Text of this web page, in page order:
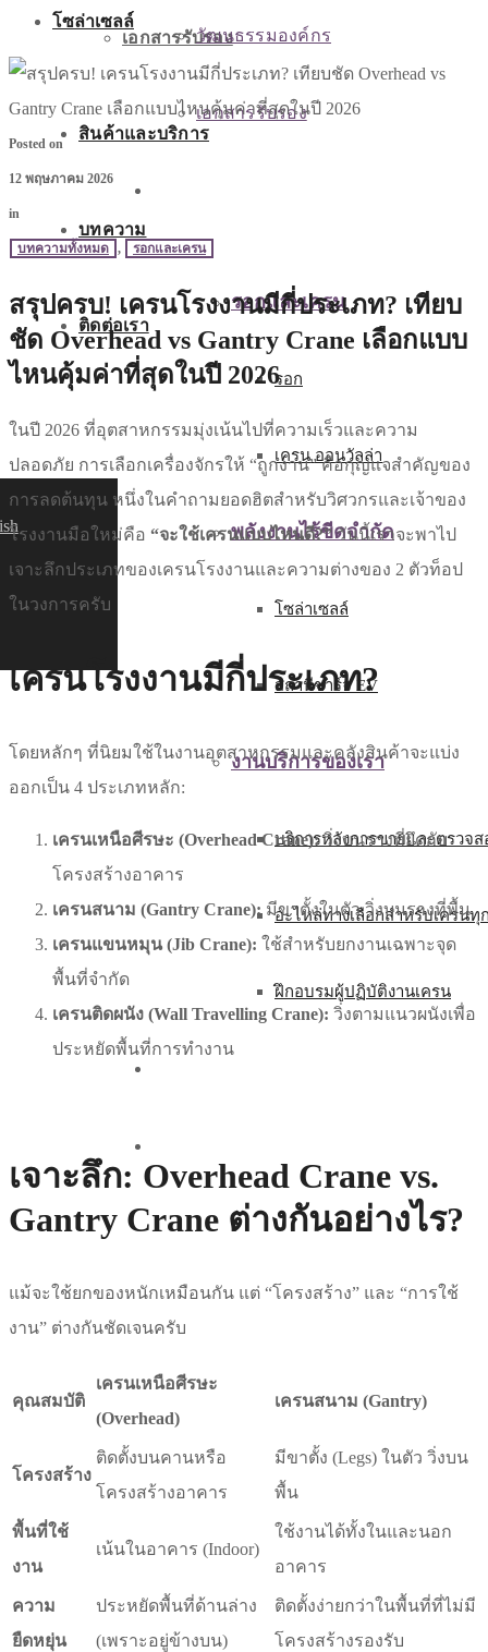
เอกสารรับรอง
สินค้าและบริการ
บทความ
ติดต่อเรา
วัฒนธรรมองค์กร
เอกสารรับรอง
รอกและเครน
รอก
เครน ออนวัลล่า
พลังงานไร้ขีดจำกัด
โซล่าเซลล์
สถานีชาร์จ EV
งานบริการของเรา
บริการหลังการขายและตรวจ
อะไหล่ทางเลือกสำหรับเครน
ฝึกอบรมผู้ปฏิบัติงานเครน
โซล่าเซลล์
Posted on
12 พฤษภาคม 2026
in
บทความทั้งหมด , รอกและเครน
สรุปครบ! เครนโรงงานมีกี่ประเภท? เทียบ
ชัด Overhead vs Gantry Crane เลือกแบบ
ไหนคุ้มค่าที่สุดในปี 2026
ในปี 2026 ที่อุตสาหกรรมมุ่งเน้นไปที่ความเร็วและความ
ปลอดภัย การเลือกเครื่องจักรให้ “ถูกงาน” คือกุญแจสำคัญของ
การลดต้นทุน หนึ่งในคำถามยอดฮิตสำหรับวิศวกรและเจ้าของ
โรงงานมือใหม่คือ “จะใช้เครนแบบไหนดี?”วันนี้เราจะพาไป
เจาะลึกประเภทของเครนโรงงานและความต่างของ 2 ตัวท็อป
ในวงการครับ
เครนโรงงานมีกี่ประเภท?
โดยหลักๆ ที่นิยมใช้ในงานอุตสาหกรรมและคลังสินค้าจะแบ่ง
ออกเป็น 4 ประเภทหลัก:
เครนเหนือศีรษะ (Overhead Crane):วิ่งบนรางที่ยึดกับ
โครงสร้างอาคาร
เครนสนาม (Gantry Crane):มีขาตั้งในตัว วิ่งบนรางที่พื้น
เครนแขนหมุน (Jib Crane): ใช้สำหรับยกงานเฉพาะจุด
พื้นที่จำกัด
เครนติดผนัง (Wall Travelling Crane): วิ่งตามแนวผนังเพื่อ
ประหยัดพื้นที่การทำงาน
เจาะลึก: Overhead Crane vs.
Gantry Crane ต่างกันอย่างไร?
แม้จะใช้ยกของหนักเหมือนกัน แต่ “โครงสร้าง” และ “การใช้
งาน” ต่างกันชัดเจนครับ
คุณสมบัติ
เครนเหนือศีรษะ
(Overhead)
เครนสนาม (Gantry)
โครงสร้าง
ติดตั้งบนคานหรือ
โครงสร้างอาคาร
มีขาตั้ง (Legs) ในตัว วิ่งบน
พื้น
พื้นที่ใช้
งาน
เน้นในอาคาร (Indoor)
ใช้งานได้ทั้งในและนอก
อาคาร
ความ
ยืดหยุ่น
ประหยัดพื้นที่ด้านล่าง
(เพราะอยู่ข้างบน)
ติดตั้งง่ายกว่าในพื้นที่ที่ไม่มี
โครงสร้างรองรับ